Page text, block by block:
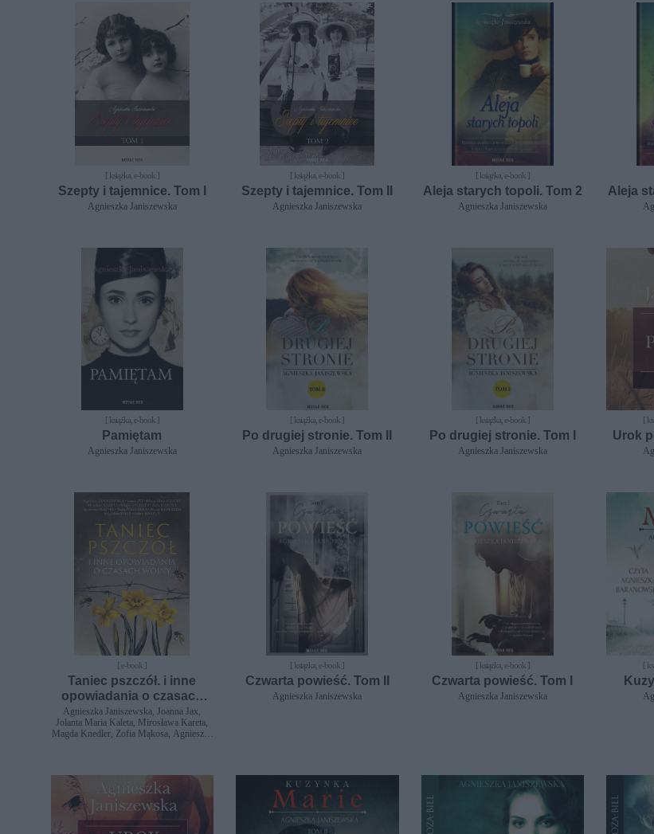
[ książka, e-book ]
Szepty i tajemnice. Tom I
Agnieszka Janiszewska
[ książka, e-book ]
Szepty i tajemnice. Tom II
Agnieszka Janiszewska
[ książka, e-book ]
Aleja starych topoli. Tom 2
Agnieszka Janiszewska
Aleja
[ książka, e-book ]
Pamiętam
Agnieszka Janiszewska
[ książka, e-book ]
Po drugiej stronie. Tom II
Agnieszka Janiszewska
[ książka, e-book ]
Po drugiej stronie. Tom I
Agnieszka Janiszewska
[
Urok
[ e-book ]
Taniec pszczół. i inne
opowiadania o czasach
wojny
Agnieszka Janiszewska, Joanna Jax,
Jolanta Maria Kaleta, Mirosława Kareta,
Magda Knedler, Zofia Mąkosa, Agnieszka
[ książka, e-book ]
Czwarta powieść. Tom II
Agnieszka Janiszewska
[ książka, e-book ]
Czwarta powieść. Tom I
Agnieszka Janiszewska
[